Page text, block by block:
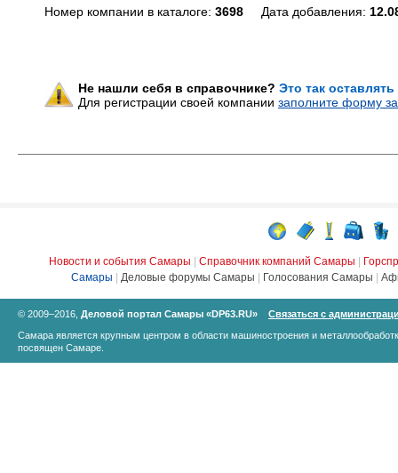
Номер компании в каталоге: 3698 Дата добавления:
Не нашли себя в справочнике? Это так
Для регистрации своей компании заполните форму
Новости и события Самары Справочник компаний Самары
Самары
Деловые форумы Самары Голосования Самары
© 2009–2016, Деловой портал Самары «DP63.RU»
Связаться с
Самара является крупным центром в области машиностроения и
посвящен Самаре.